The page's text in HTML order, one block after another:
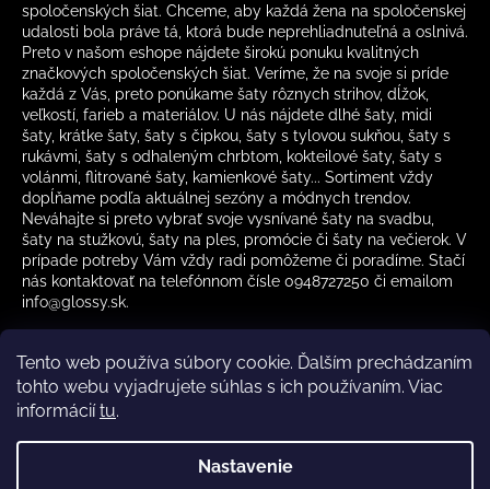
Tento web používa súbory cookie. Ďalším prechádzaním
tohto webu vyjadrujete súhlas s ich používaním. Viac
informáciítu.
Nastavenie
spoločenských šiat. Chceme, aby každá žena na spoločenskej
udalosti bola práve tá, ktorá bude neprehliadnuteľná a oslnivá.
Preto v našom eshope nájdete širokú ponuku kvalitných
značkových spoločenských šiat. Veríme, že na svoje si príde
každá z Vás, preto ponúkame šaty rôznych strihov, dĺžok,
veľkostí, farieb a materiálov. U nás nájdete dlhé šaty, midi
šaty, krátke šaty, šaty s čipkou, šaty s tylovou sukňou, šaty s
rukávmi, šaty s odhaleným chrbtom, kokteilové šaty, šaty s
volánmi, flitrované šaty, kamienkové šaty... Sortiment vždy
dopĺňame podľa aktuálnej sezóny a módnych trendov.
Neváhajte si preto vybrať svoje vysnívané šaty na svadbu,
šaty na stužkovú, šaty na ples, promócie či šaty na večierok. V
prípade potreby Vám vždy radi pomôžeme či poradíme. Stačí
nás kontaktovať na telefónnom čísle 0948727250 či emailom
info@glossy.sk.
Kamenná predajňa otváracia doba CZ